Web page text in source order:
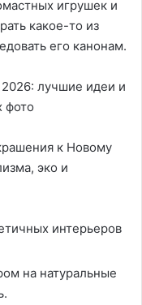
игрушек и
какое-то из
его канонам.
к Новому
эко и
интерьеров
на натуральные